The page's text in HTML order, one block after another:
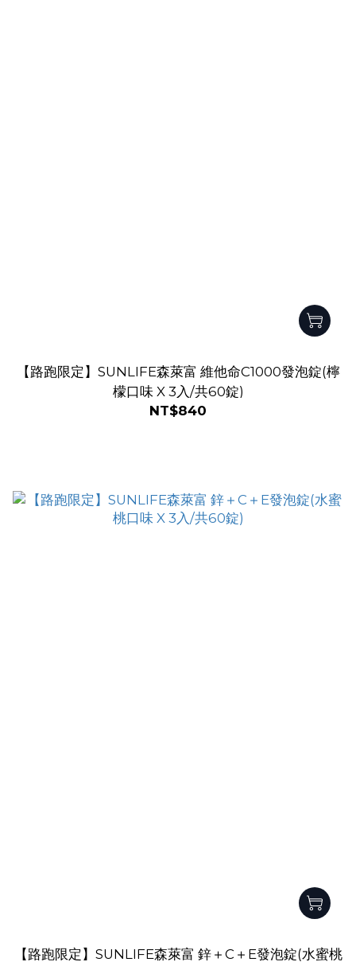
【路跑限定】SUNLIFE森萊富 維他命C1000發泡錠(檸
檬口味 X 3入/共60錠)
NT$840
【路跑限定】SUNLIFE森萊富 鋅＋C＋E發泡錠(水蜜桃